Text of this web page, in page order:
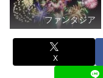
ファンタジア
X